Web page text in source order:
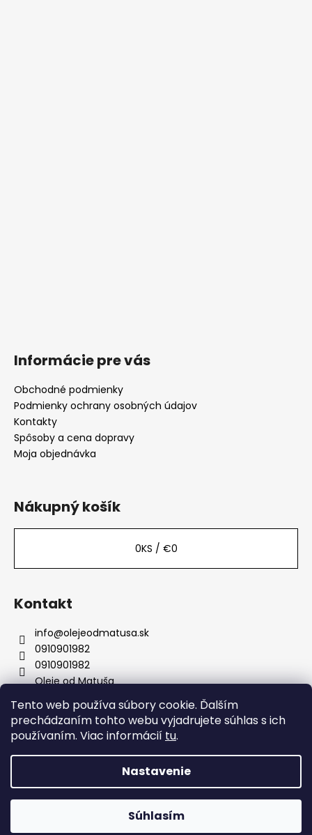
Tento web používa súbory cookie. Ďalším
prechádzaním tohto webu vyjadrujete súhlas s ich
používaním. Viac informácií tu.
Nastavenie
Súhlasím
Informácie pre vás
Obchodné podmienky
Podmienky ochrany osobných údajov
Kontakty
Spôsoby a cena dopravy
Moja objednávka
Nákupný košík
0KS / €0
Kontakt
info@olejeodmatusa.sk
0910901982
0910901982
Oleje od Matuša
Instagram
Copyright 2026Oleje od Matúša. Všetky práva
vyhradené.